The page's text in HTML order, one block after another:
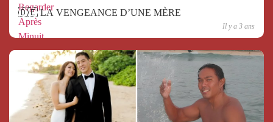
🇩🇪 LA VENGEANCE D’UNE MÈRE
Il y a 3 ans